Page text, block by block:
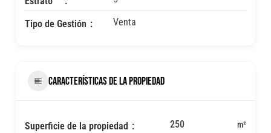
Tipo de Gestión Venta
CARACTERÍSTICAS DE LA PROPIEDAD
Superficie de la propiedad 250 m²